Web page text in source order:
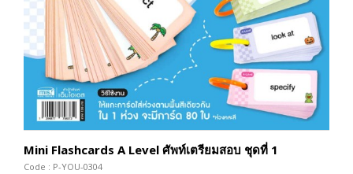
Mini Flashcards A Level ศัพท์เตรียมสอบ ชุดที่ 1
Code : P-YOU-0304